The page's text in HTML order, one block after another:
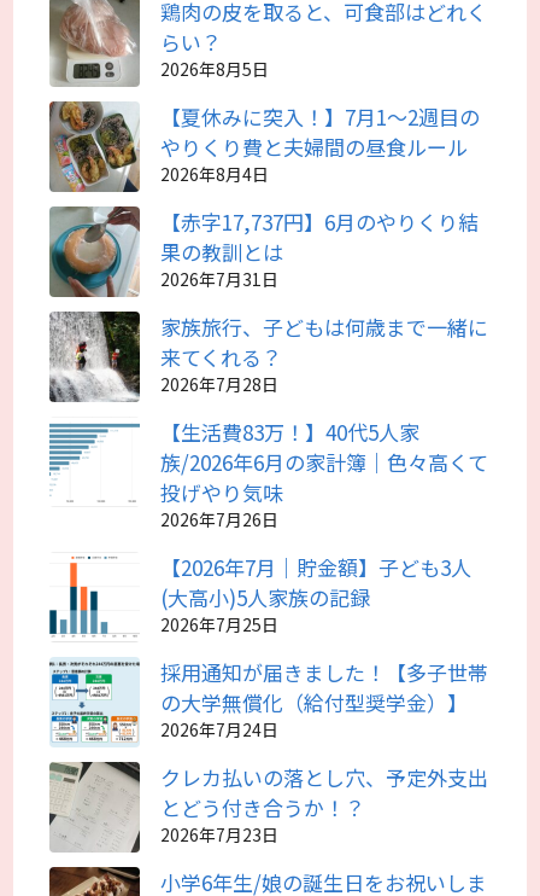
鶏肉の皮を取ると、可食部はどれく
らい？
2026年8月5日
【夏休みに突入！】7月1～2週目の
やりくり費と夫婦間の昼食ルール
2026年8月4日
【赤字17,737円】6月のやりくり結
果の教訓とは
2026年7月31日
家族旅行、子どもは何歳まで一緒に
来てくれる？
2026年7月28日
【生活費83万！】40代5人家
族/2026年6月の家計簿｜色々高くて
投げやり気味
2026年7月26日
【2026年7月｜貯金額】子ども3人
(大高小)5人家族の記録
2026年7月25日
採用通知が届きました！【多子世帯
の大学無償化（給付型奨学金）】
2026年7月24日
クレカ払いの落とし穴、予定外支出
とどう付き合うか！？
2026年7月23日
小学6年生/娘の誕生日をお祝いしま